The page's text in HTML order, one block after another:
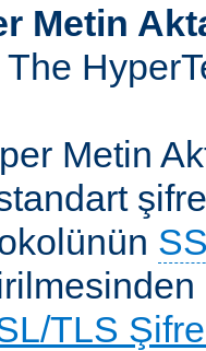
Metin
Metin
TLS